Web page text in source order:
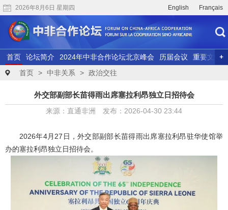
2026年8月6日 星期四 English Français
首页 论坛简介 2024年中非合作论坛北京峰会 历届会议
重要文献
联合研究
精彩视频
首页 > 中非关系 > 政治交往
外交部副部长苗得雨出席塞拉利昂独立日招待会
来源：直通非洲 发布：2026-04-30 23:44
2026年4月27日，外交部副部长苗得雨出席塞拉利昂驻华使馆举
办的塞拉利昂独立日招待会。